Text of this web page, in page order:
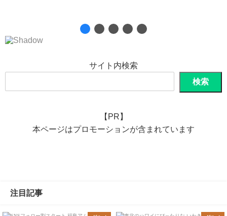
サイト内検索
検索
【PR】
本ページはプロモーションが含まれています
注目記事